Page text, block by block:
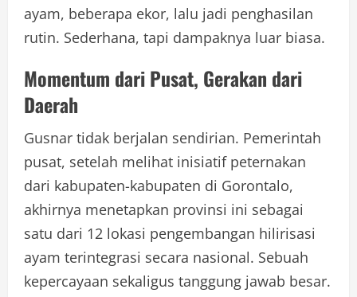
ayam, beberapa ekor, lalu jadi penghasilan
rutin. Sederhana, tapi dampaknya luar biasa.
Momentum dari Pusat, Gerakan dari
Daerah
Gusnar tidak berjalan sendirian. Pemerintah
pusat, setelah melihat inisiatif peternakan
dari kabupaten-kabupaten di Gorontalo,
akhirnya menetapkan provinsi ini sebagai
satu dari 12 lokasi pengembangan hilirisasi
ayam terintegrasi secara nasional. Sebuah
kepercayaan sekaligus tanggung jawab besar.